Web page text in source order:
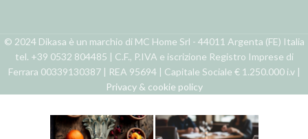
© 2024 Dikasa è un marchio di MC Home Srl - 44011 Argenta (FE) Italia
tel. +39 0532 804485 | C.F., P.IVA e iscrizione Registro Imprese di
Ferrara 00339130387 | REA 95694 | Capitale Sociale € 1.250.000 i.v |
Privacy & cookie policy